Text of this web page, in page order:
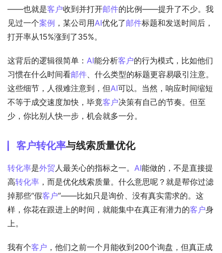
——也就是客户收到并打开邮件的比例——提升了不少。我
见过一个案例 ，某公司用AI优化了邮件标题和发送时间后，
打开率从15%涨到了35%。
这背后的逻辑很简单： AI能分析客户的行为模式，比如他们
习惯在什么时间看邮件、什么类型的标题更容易吸引注意。
这些细节，人很难注意到，但AI可以。当然，响应时间缩短
不等于成交速度加快，毕竟客户决策有自己的节奏。但至
少，你比别人快一步，机会就多一分。
客户转化率与线索质量优化
转化率是外贸人最关心的指标之一。 AI能做的，不是直接提
高转化率 ，而是优化线索质量。什么意思呢？就是帮你过滤
掉那些“假客户”——比如只是询价、没有真实需求的。这
样，你花在跟进上的时间，就能集中在真正有潜力的客户身
上。
我有个客户 ，他们之前一个月能收到200个询盘，但真正成